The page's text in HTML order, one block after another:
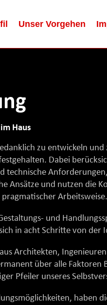
Unser Vorgehen
Haus
zu entwickeln und
Dabei
technische
Ansätze und nutzen die
Arbeitsweise.
und
in acht Schritte von der
Architekten, Ingenieuren
über alle Faktoren
Pfeiler unseres
haben